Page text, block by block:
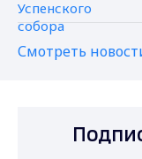
Смотреть